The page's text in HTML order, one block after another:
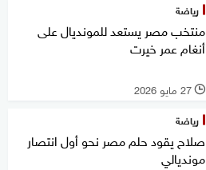
رياضة
منتخب مصر يستعد للمونديال على
أنغام عمر خيرت
l 27 مايو 2026
رياضة
صلاح يقود حلم مصر نحو أول انتصار
مونديالي